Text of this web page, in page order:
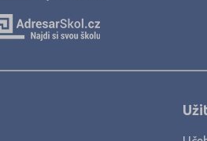
Mělník (2)